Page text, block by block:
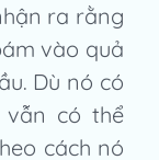
ra rằng
vào quả
Dù nó có
có thể
cách nó